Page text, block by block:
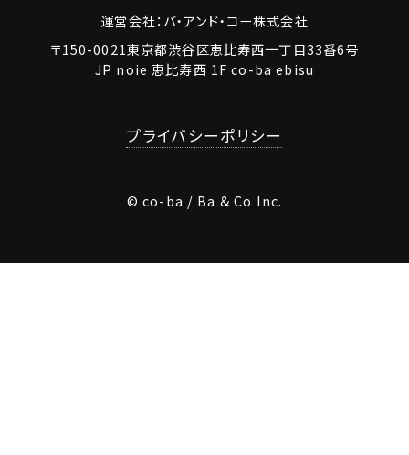
運営会社：バ・アンド・コー株式会社
〒150-0021東京都渋谷区恵比寿西一丁目33番6号
JP noie 恵比寿西 1F co-ba ebisu
プライバシーポリシー
© co-ba / Ba & Co Inc.